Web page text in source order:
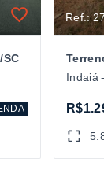
SC
Ref.:
Indaiá